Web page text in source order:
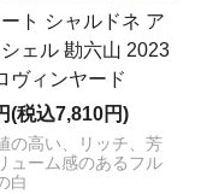
ト シャルドネ ア
ェル 勘六山 2023
ヴィンヤード
(税込7,810円)
の高い、リッチ、芳
ューム感のあるフル
白